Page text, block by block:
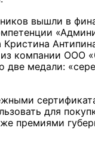
вышли в
компании ООО
две медали:
для
премиями